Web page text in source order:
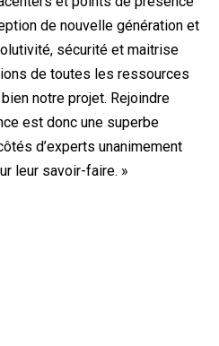
de nouvelle génération et
sécurité et maitrise
de toutes les ressources
notre projet. Rejoindre
est donc une superbe
d’experts unanimement
leur savoir-faire. »